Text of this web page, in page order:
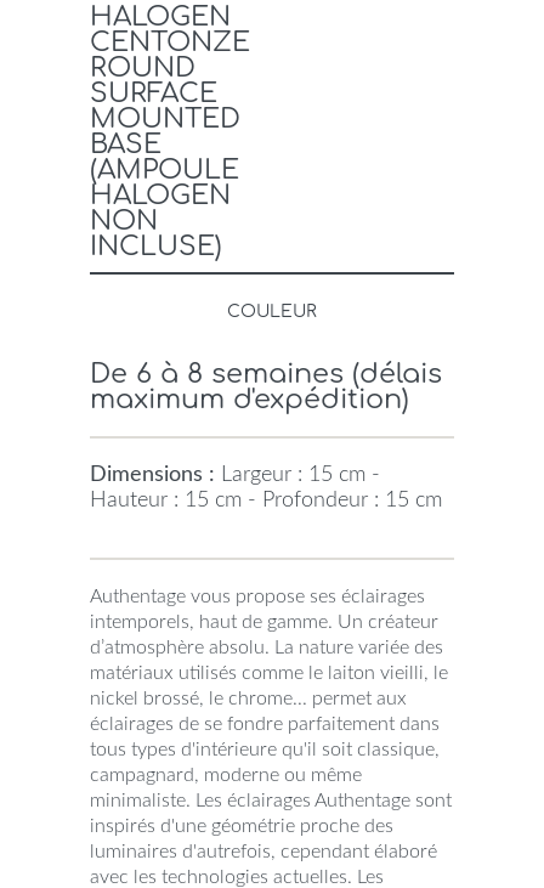
HALOGEN
CENTONZE
ROUND
SURFACE
MOUNTED
BASE
(AMPOULE
HALOGEN
NON
INCLUSE)
COULEUR
De 6 à 8 semaines (délais
maximum d'expédition)
Dimensions : Largeur : 15 cm -
Hauteur : 15 cm - Profondeur : 15 cm
Authentage vous propose ses éclairages
intemporels, haut de gamme. Un créateur
d’atmosphère absolu. La nature variée des
matériaux utilisés comme le laiton vieilli, le
nickel brossé, le chrome... permet aux
éclairages de se fondre parfaitement dans
tous types d'intérieure qu'il soit classique,
campagnard, moderne ou même
minimaliste. Les éclairages Authentage sont
inspirés d'une géométrie proche des
luminaires d'autrefois, cependant élaboré
avec les technologies actuelles. Les